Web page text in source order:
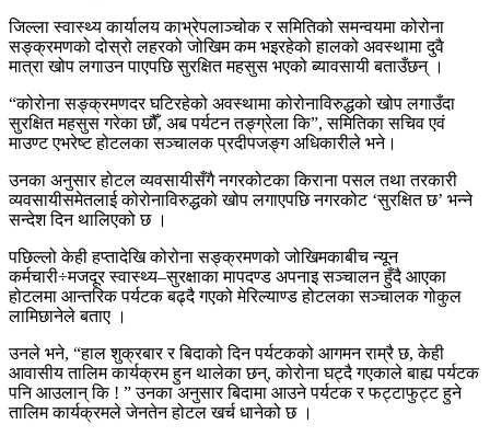
जिल्ला स्वास्थ्य कार्यालय काभ्रेपलाञ्चोक र समितिको समन्वयमा कोरोना
सङ्क्रमणको दोस्रो लहरको जोखिम कम भइरहेको हालको अवस्थामा दुवै
मात्रा खोप लगाउन पाएपछि सुरक्षित महसुस भएको ब्यावसायी बताउँछन् ।
“कोरोना सङ्क्रमणदर घटिरहेको अवस्थामा कोरोनाविरुद्धको खोप लगाउँदा
सुरक्षित महसुस गरेका छौँ, अब पर्यटन तङ्ग्रेला कि”, समितिका सचिव एवं
माउण्ट एभरेष्ट होटलका सञ्चालक प्रदीपजङ्ग अधिकारीले भने।
उनका अनुसार होटल व्यवसायीसँगै नगरकोटका किराना पसल तथा तरकारी
व्यवसायीसमेतलाई कोरोनाविरुद्धको खोप लगाएपछि नगरकोट ‘सुरक्षित छ’ भन्ने
सन्देश दिन थालिएको छ ।
पछिल्लो केही हप्तादेखि कोरोना सङ्क्रमणको जोखिमकाबीच न्यून
कर्मचारी÷मजदूर स्वास्थ्य–सुरक्षाका मापदण्ड अपनाइ सञ्चालन हुँदै आएका
होटलमा आन्तरिक पर्यटक बढ्दै गएको मेरिल्याण्ड होटलका सञ्चालक गोकुल
लामिछानेले बताए ।
उनले भने, “हाल शुक्रबार र बिदाको दिन पर्यटकको आगमन राम्रै छ, केही
आवासीय तालिम कार्यक्रम हुन थालेका छन्, कोरोना घट्दै गएकाले बाह्य पर्यटक
पनि आउलान् कि ! ” उनका अनुसार बिदामा आउने पर्यटक र फट्टाफुट्ट हुने
तालिम कार्यक्रमले जेनतेन होटल खर्च धानेको छ ।